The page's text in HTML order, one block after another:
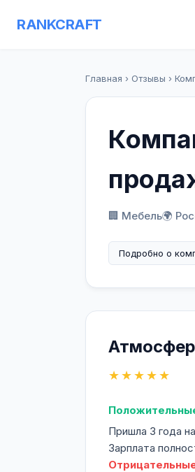
RANKCRAFT
Главная › Отзывы ›
🏢 Мебель🌍
Подробно о
★★★★★
Пришла 3 года
Зарплата